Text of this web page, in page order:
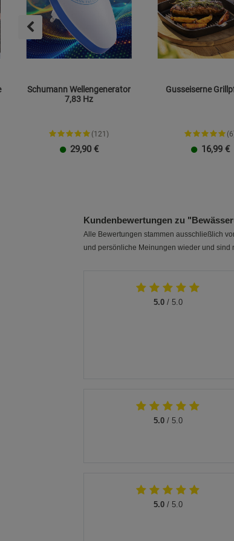
Schumann Wellengenerator
7,83 Hz
(121)
29,90 €
Gusseiserne
16,99 €
Kundenbewertungen zu
Alle Bewertungen stammen ausschließlich
und persönliche Meinungen wieder und sind
5.0/ 5.0
5.0/ 5.0
5.0/ 5.0